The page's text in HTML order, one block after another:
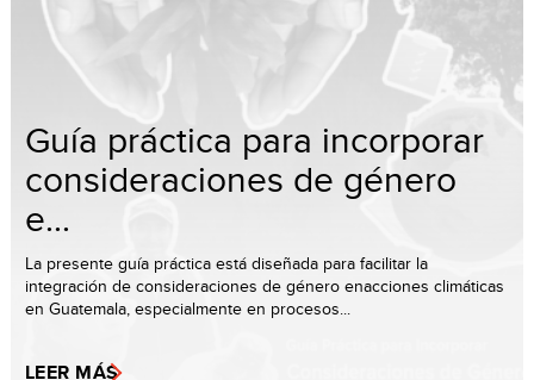
Guía práctica para incorporar
consideraciones de género
e...
La presente guía práctica está diseñada para facilitar la
integración de consideraciones de género enacciones climáticas
en Guatemala, especialmente en procesos...
LEER MÁS